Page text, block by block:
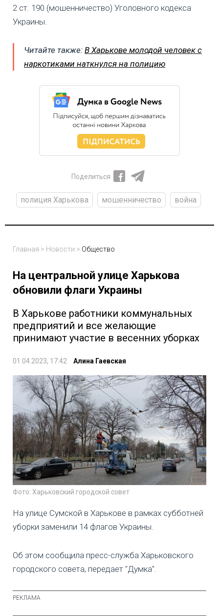
2 ст. 190 (мошенничество) Уголовного кодекса
Украины.
Читайте также: В Харькове молодой человек с
наркотиками наткнулся на полицию
Поделиться
полиция Харькова мошенничество война
Главная > Новости > Общество
На центральной улице Харькова
обновили флаги Украины
В Харькове работники коммунальных
предприятий и все желающие
принимают участие в весенних уборках
01.04.2023, 17:42 Алина Гаевская
Фото: Харьковский городской совет
На улице Сумской в Харькове в рамках субботней
уборки заменили 14 флагов Украины.
Об этом сообщила пресс-служба Харьковского
городского совета, передает "Думка".